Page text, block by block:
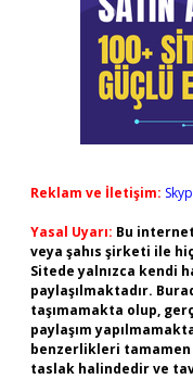
Reklam ve İletişim:
Yasal Uyarı: Bu
veya şahıs şirketi ile
Sitede yalnızca kendi
paylaşılmaktadır.
taşımamakta olup,
paylaşım
benzerlikleri
taslak halindedir ve